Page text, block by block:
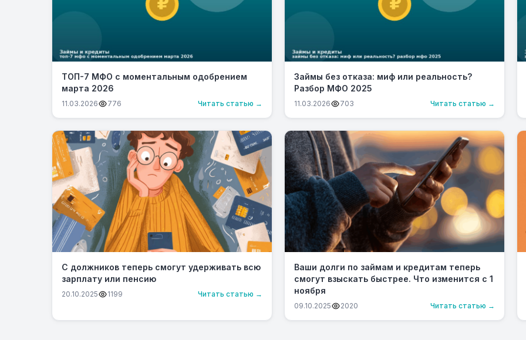
ТОП-7 МФО с моментальным одобрением
марта 2026
11.03.2026 776 Читать статью →
Займы без отказа: миф или реальность?
Разбор МФО 2025
11.03.2026 703 Читать статью →
С должников теперь смогут удерживать всю
зарплату или пенсию
20.10.2025 1199 Читать статью →
Ваши долги по займам и кредитам теперь
смогут взыскать быстрее. Что изменится с 1
ноября
09.10.2025 2020 Читать статью →